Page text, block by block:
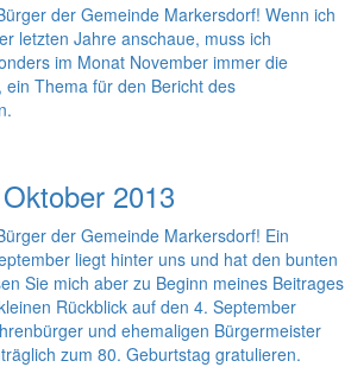
der Gemeinde Markersdorf! Wenn ich
letzten Jahre anschaue, muss ich
im Monat November immer die
Thema für den Bericht des
2013
der Gemeinde Markersdorf! Ein
liegt hinter uns und hat den bunten
Sie mich aber zu Beginn meines Beitrages
Rückblick auf den 4. September
und ehemaligen Bürgermeister
zum 80. Geburtstag gratulieren.